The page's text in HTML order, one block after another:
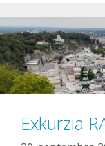
Exkurzia